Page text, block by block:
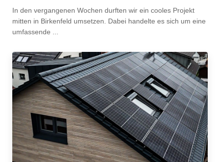
In den vergangenen Wochen durften wir ein cooles Projekt
mitten in Birkenfeld umsetzen. Dabei handelte es sich um eine
umfassende ...